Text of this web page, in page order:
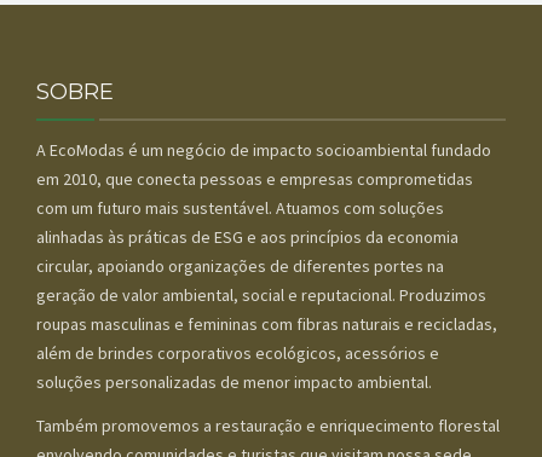
CONTATOS
SOBRE
A EcoModas é um negócio de impacto socioambiental fundado
em 2010, que conecta pessoas e empresas comprometidas
com um futuro mais sustentável. Atuamos com soluções
alinhadas às práticas de ESG e aos princípios da economia
circular, apoiando organizações de diferentes portes na
geração de valor ambiental, social e reputacional. Produzimos
roupas masculinas e femininas com fibras naturais e recicladas,
além de brindes corporativos ecológicos, acessórios e
soluções personalizadas de menor impacto ambiental.
Também promovemos a restauração e enriquecimento florestal